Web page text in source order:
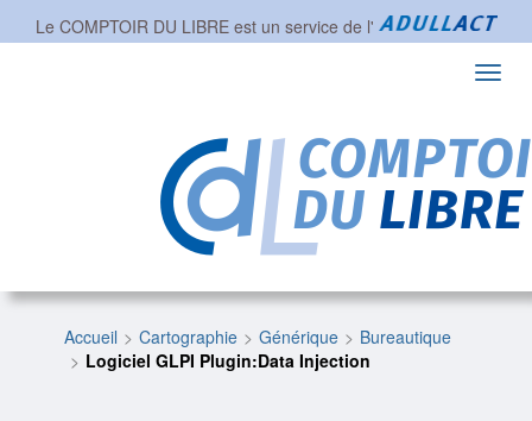
Le COMPTOIR DU LIBRE est un service de l'
Accueil Cartographie Générique
Bureautique
Logiciel GLPI Plugin:Data Injection